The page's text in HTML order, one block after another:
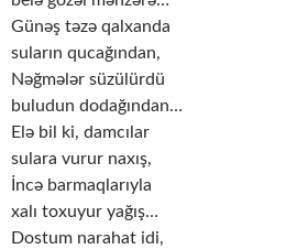
Günəş təzə qalxanda
suların qucağından,
Nəğmələr süzülürdü
buludun dodağından…
Elə bil ki, damcılar
sulara vurur naxış,
İncə barmaqlarıyla
xalı toxuyur yağış…
Dostum narahat idi,